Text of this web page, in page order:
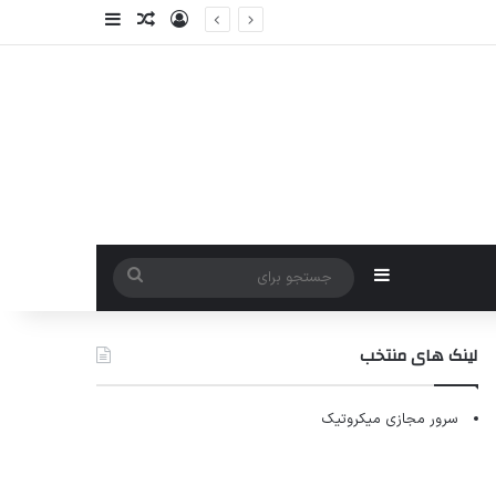
ورودنوشته تصادفی
سایدبار
سایدبار
جستجو
برای
لینک های منتخب
سرور مجازی میکروتیک